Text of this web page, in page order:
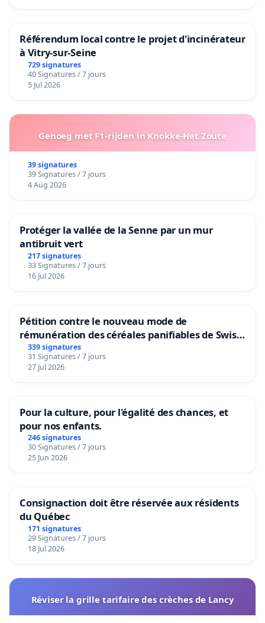
Référendum local contre le projet d'incinérateur
à Vitry-sur-Seine
729 signatures
40 Signatures / 7 jours
5 Jul 2026
Genoeg met F1-rijden in Knokke-Het Zoute
39 signatures
39 Signatures / 7 jours
4 Aug 2026
Protéger la vallée de la Senne par un mur
antibruit vert
217 signatures
33 Signatures / 7 jours
16 Jul 2026
Pétition contre le nouveau mode de
rémunération des céréales panifiables de Swiss
granum basé sur la teneur en protéines
339 signatures
31 Signatures / 7 jours
27 Jul 2026
Pour la culture, pour l'égalité des chances, et
pour nos enfants.
246 signatures
30 Signatures / 7 jours
25 Jun 2026
Consignaction doit être réservée aux résidents
du Québec
171 signatures
29 Signatures / 7 jours
18 Jul 2026
Réviser la grille tarifaire des crèches de Lancy